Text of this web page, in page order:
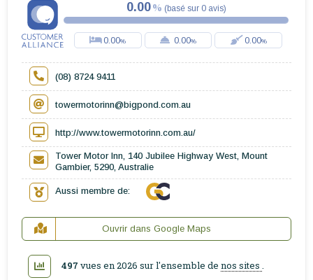
0.00 (basé sur 0 avis)
0.00 0.00 0.00
(08) 8724 9411
towermotorinn@bigpond.com.au
http://www.towermotorinn.com.au/
Tower Motor Inn, 140 Jubilee Highway West, Mount
Gambier, 5290, Australie
Aussi membre de:
Ouvrir dans Google Maps
497 vues en 2026 sur l'ensemble de nos sites